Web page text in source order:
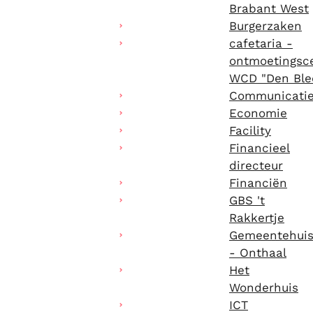
Brabant West
Burgerzaken
cafetaria -
WCD "Den
Economie
Facility
Financieel
directeur
Financiën
GBS 't
Rakkertje
Gemeentehuis
- Onthaal
Het
Wonderhuis
ICT